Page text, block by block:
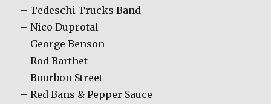
– Tedeschi Trucks Band
– Nico Duprotal
– George Benson
– Rod Barthet
– Bourbon Street
– Red Bans & Pepper Sauce